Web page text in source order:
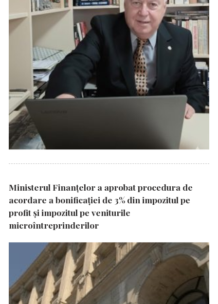
Ministerul Finanțelor a aprobat procedura de
acordare a bonificației de 3% din impozitul pe
profit și impozitul pe veniturile
microîntreprinderilor